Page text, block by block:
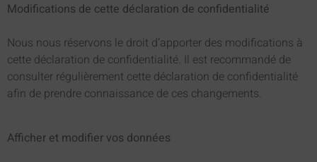
Modifications de cette déclaration de confidentialité
Nous nous réservons le droit d’apporter des modifications à
cette déclaration de confidentialité. Il est recommandé de
consulter régulièrement cette déclaration de confidentialité
afin de prendre connaissance de ces changements.
Afficher et modifier vos données